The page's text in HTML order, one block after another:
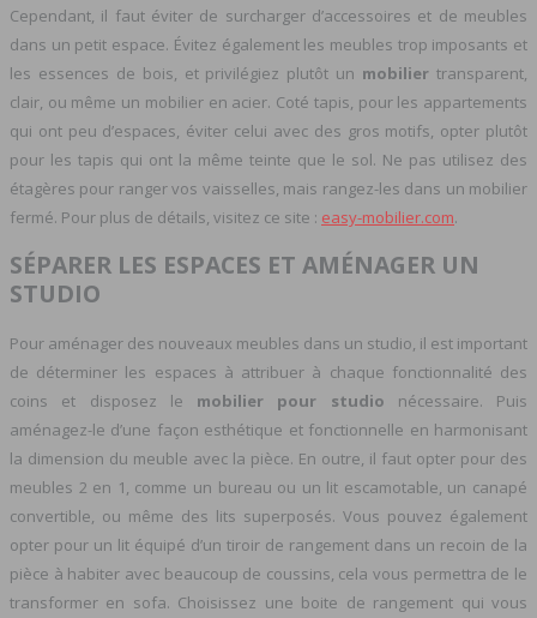
Cependant, il faut éviter de surcharger d’accessoires et de meubles
dans un petit espace. Évitez également les meubles trop imposants et
les essences de bois, et privilégiez plutôt un mobilier transparent,
clair, ou même un mobilier en acier. Coté tapis, pour les appartements
qui ont peu d’espaces, éviter celui avec des gros motifs, opter plutôt
pour les tapis qui ont la même teinte que le sol. Ne pas utilisez des
étagères pour ranger vos vaisselles, mais rangez-les dans un mobilier
fermé. Pour plus de détails, visitez ce site : easy-mobilier.com.
SÉPARER LES ESPACES ET AMÉNAGER UN
STUDIO
Pour aménager des nouveaux meubles dans un studio, il est important
de déterminer les espaces à attribuer à chaque fonctionnalité des
coins et disposez le mobilier pour studio nécessaire. Puis
aménagez-le d’une façon esthétique et fonctionnelle en harmonisant
la dimension du meuble avec la pièce. En outre, il faut opter pour des
meubles 2 en 1, comme un bureau ou un lit escamotable, un canapé
convertible, ou même des lits superposés. Vous pouvez également
opter pour un lit équipé d’un tiroir de rangement dans un recoin de la
pièce à habiter avec beaucoup de coussins, cela vous permettra de le
transformer en sofa. Choisissez une boite de rangement qui vous